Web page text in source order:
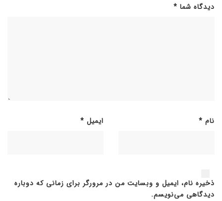
دیدگاه شما *
نام * ایمیل *
ذخیره نام، ایمیل و وبسایت من در مرورگر برای زمانی که دوباره
دیدگاهی می‌نویسم.